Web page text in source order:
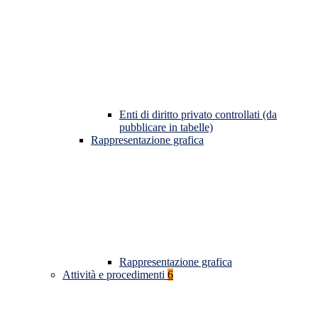
Enti di diritto privato controllati (da
pubblicare in tabelle)
Rappresentazione grafica
Rappresentazione grafica
Attività e procedimenti 6